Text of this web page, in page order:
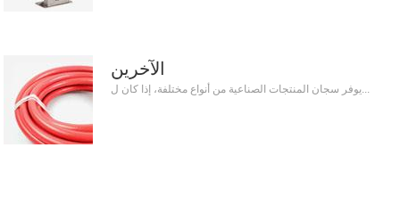
الآخرين
يوفر سجان المنتجات الصناعية من أنواع مختلفة، إذا كان ل...